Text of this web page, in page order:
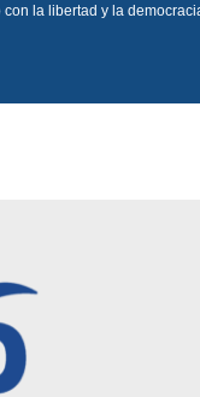
la libertad y la